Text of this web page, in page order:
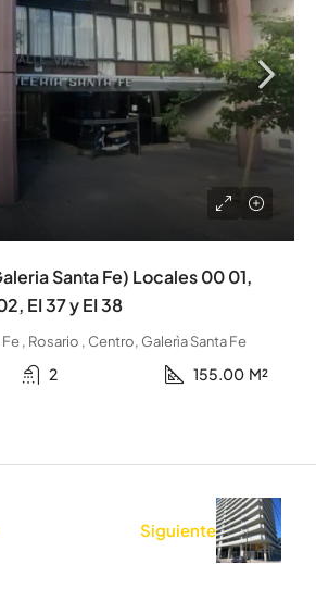
Santa Fe) Locales 00 01,
EI 37 y EI 38
, Rosario , Centro, Galerìa Santa Fe
2 155.00 M²
Siguiente